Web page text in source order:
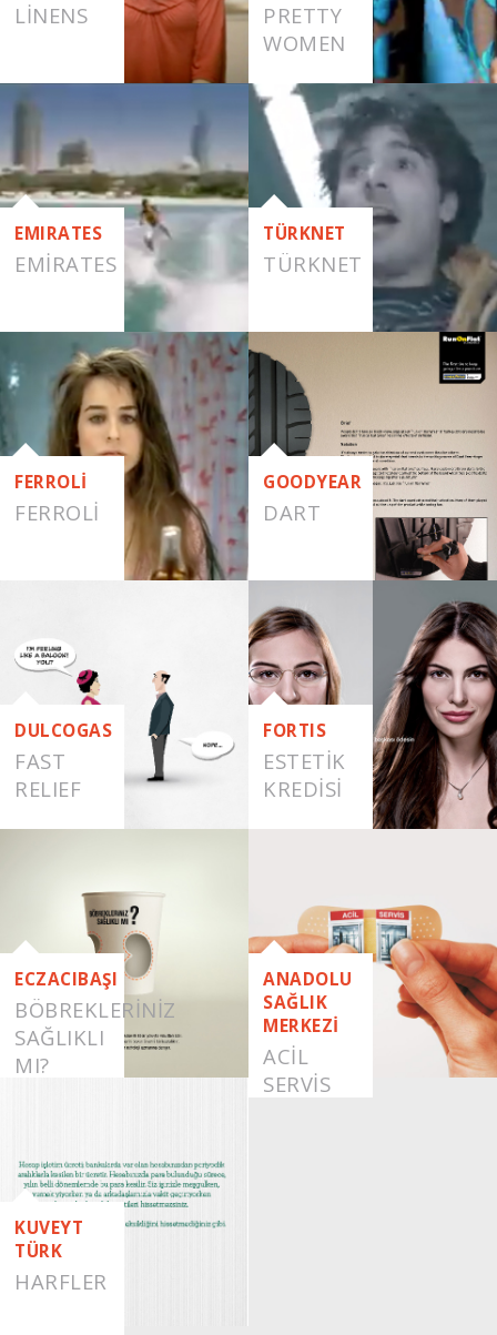
LINENS
PRETTY
WOMEN
EMIRATES
EMIRATES
TÜRKNET
TÜRKNET
FERROLİ
FERROLI
GOODYEAR
DART
DULCOGAS
FAST
RELIEF
FORTIS
ESTETIK
KREDISI
ECZACIBAŞI
BÖBREKLERİNİZ
SAĞLIKLI
MI?
ANADOLU
SAĞLIK
MERKEZİ
ACIL
SERVIS
KUVEYT
TÜRK
HARFLER